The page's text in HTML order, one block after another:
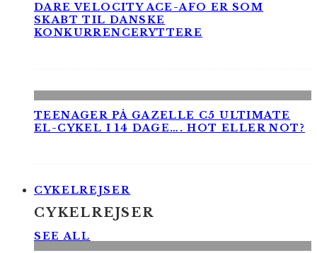
DARE VELOCITY ACE-AFO ER SOM
SKABT TIL DANSKE
KONKURRENCERYTTERE
TEENAGER PÅ GAZELLE C5 ULTIMATE
EL-CYKEL I 14 DAGE…. HOT ELLER NOT?
CYKELREJSER
CYKELREJSER
SEE ALL